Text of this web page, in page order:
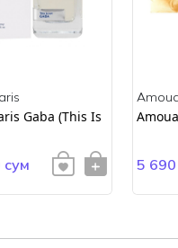
Gaba (This Is
сум 5